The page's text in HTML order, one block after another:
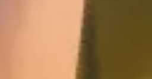
für den Sommer